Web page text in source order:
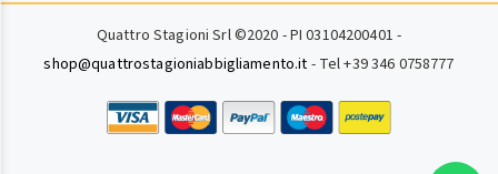
Quattro Stagioni Srl ©2020 - PI 03104200401 -
shop@quattrostagioniabbigliamento.it - Tel +39 346 0758777